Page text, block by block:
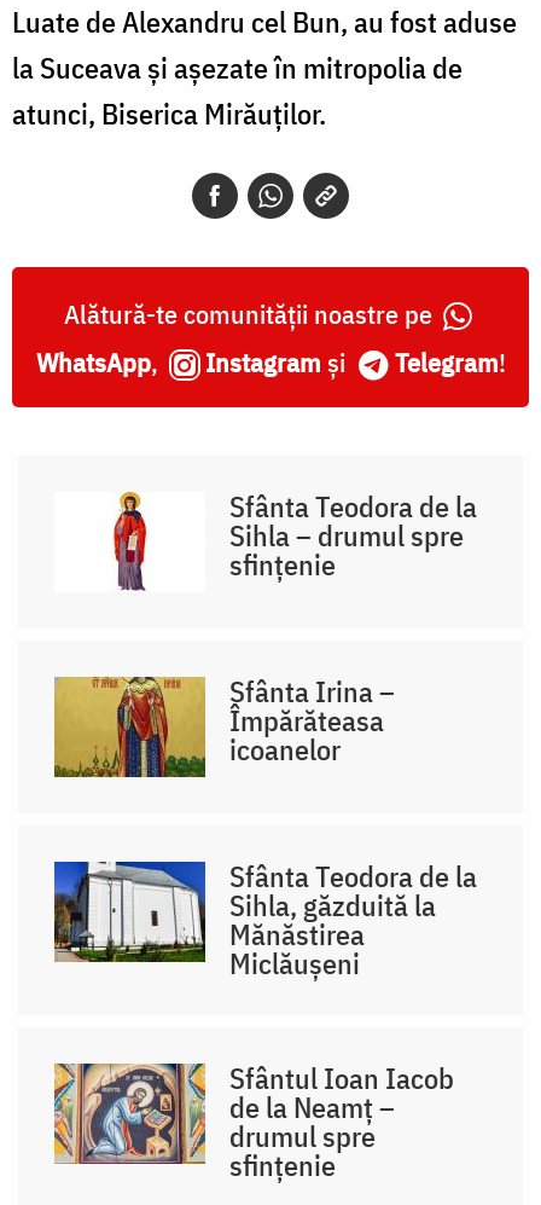
Luate de Alexandru cel Bun, au fost aduse
la Suceava și așezate în mitropolia de
atunci, Biserica Mirăuților.
Alătură-te comunității noastre pe
WhatsApp, Instagram și Telegram!
Sfânta Teodora de la
Sihla – drumul spre
sfințenie
Sfânta Irina –
Împărăteasa
icoanelor
Sfânta Teodora de la
Sihla, găzduită la
Mănăstirea
Miclăușeni
Sfântul Ioan Iacob
de la Neamț –
drumul spre
sfințenie